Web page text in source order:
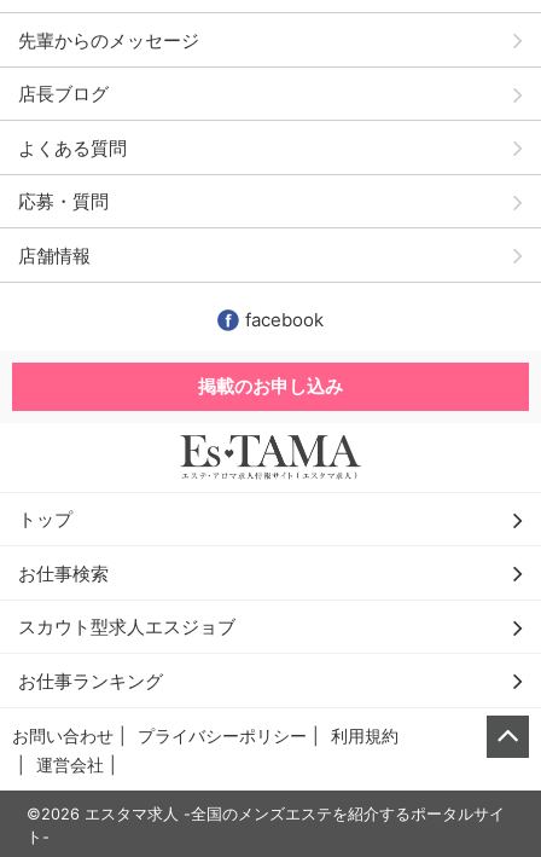
先輩からのメッセージ
店長ブログ
よくある質問
応募・質問
店舗情報
facebook
掲載のお申し込み
トップ
お仕事検索
スカウト型求人エスジョブ
お仕事ランキング
お問い合わせ プライバシーポリシー
利用規約
運営会社
©2026 エスタマ求人 -全国のメンズエステを紹介するポータルサイ
ト-